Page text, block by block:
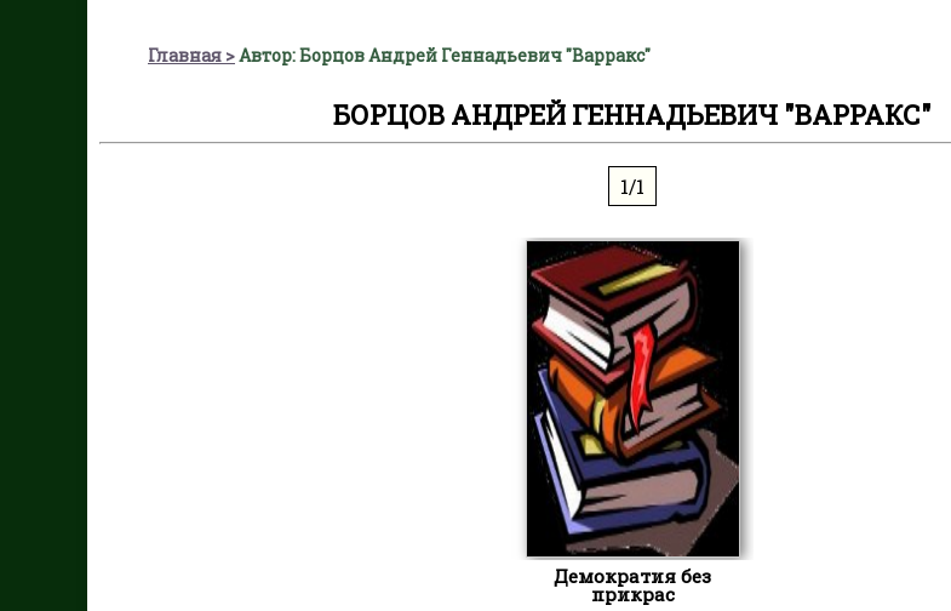
Главная Автор: Борцов Андрей Геннадьевич "Варракс"
БОРЦОВ АНДРЕЙ ГЕННАДЬЕВИЧ "ВАРРАКС"
1/1
Демократия без
прикрас